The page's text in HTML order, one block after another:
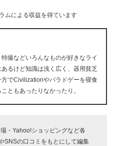
ムによる収益を得ています
撮などいろんなものが好きなライ
るけど知識は浅く広く、器用貧乏
でCivilizationやパラドゲーを寝食
ともあったりなかったり。
・Yahoo!ショッピングなど各
SNSの口コミをもとにして編集